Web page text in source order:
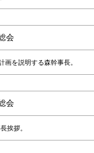
画を説明する森幹事長。
挨拶。